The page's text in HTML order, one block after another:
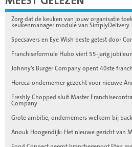
Zorg dat de keuken van jouw organisatie
keukenmanager module van SimplyDelivery
Specsavers en Eye Wish beste getest door
Franchiseformule Hubo viert 55-jarig
Johnny’s Burger Company opent 40ste
Horeca-ondernemer gezocht voor nieuwe
Freshly Chopped sluit Master
Company
Grote ambitie, ondernemers welkom bij
Anouk Hoogendijk: Het nieuwe gezicht van